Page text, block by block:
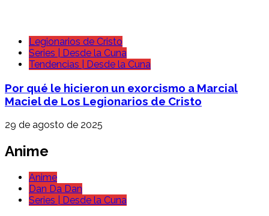
Legionarios de Cristo
Series | Desde la Cuna
Tendencias | Desde la Cuna
Por qué le hicieron un exorcismo a Marcial
Maciel de Los Legionarios de Cristo
29 de agosto de 2025
Anime
Anime
Dan Da Dan
Series | Desde la Cuna